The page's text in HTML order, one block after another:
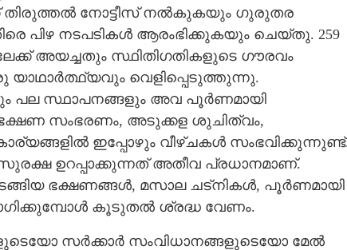
തിരുത്തൽ നോട്ടീസ് നൽകുകയും ഗുരുതര
പിഴ നടപടികൾ ആരംഭിക്കുകയും ചെയ്തു. 259
അയച്ചതും സ്ഥിതിഗതികളുടെ ഗൗരവം
വെളിപ്പെടുത്തുന്നു.
പല സ്ഥാപനങ്ങളും അവ പൂർണമായി
ഭക്ഷണ സംഭരണം, അടുക്കള ശുചിത്വം,
ഇപ്പോഴും വീഴ്ചകൾ
ഉറപ്പാക്കുന്നത് അതീവ പ്രധാനമാണ്.
ഭക്ഷണങ്ങൾ, മസാല ചട്നികൾ, പൂർണമായി
കൂടുതൽ ശ്രദ്ധ വേണം.
സർക്കാർ സംവിധാനങ്ങളുടെയോ മേൽ